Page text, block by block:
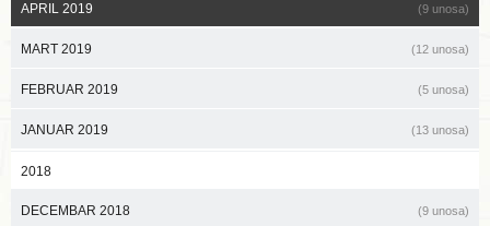
APRIL 2019 (9 unosa)
MART 2019 (12 unosa)
FEBRUAR 2019 (5 unosa)
JANUAR 2019 (13 unosa)
2018
DECEMBAR 2018 (9 unosa)